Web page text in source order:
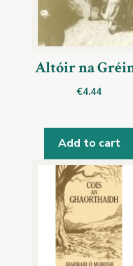
Altóir na
€4.44
Add to cart